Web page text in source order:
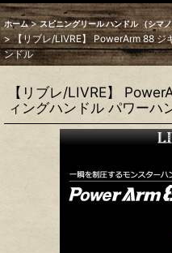
ホーム > スピニングリール ハンドル （シマ
> 【リブレ/LIVRE】 PowerArm 88 ジ
ンドル
【リブレ/LIVRE】
ィングハンドル パワーハ